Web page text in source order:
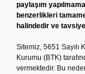
paylaşım
benzerlikleri
halindedir ve
Sitemiz, 5651
Kurumu (BTK)
vermektedir. Bu